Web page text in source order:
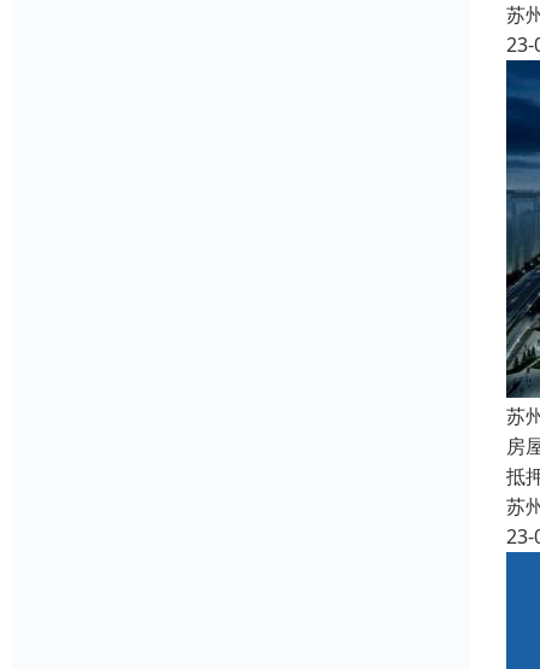
苏
23-
苏
房
抵
苏
23-